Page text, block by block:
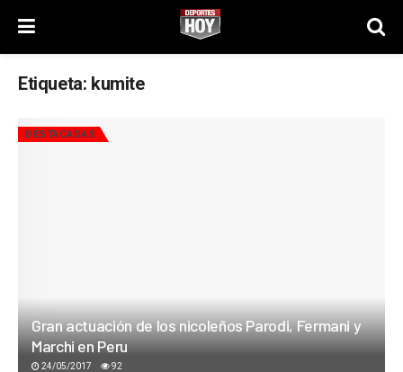
Etiqueta: kumite
DESTACADAS
Gran actuación de los nicoleños Parodi, Fermani y
Marchi en Peru
24/05/2017 92